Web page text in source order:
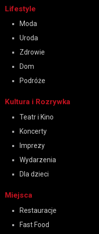
Lifestyle
Moda
Uroda
Zdrowie
Dom
Podróże
Kultura i Rozrywka
Teatr i Kino
Koncerty
Imprezy
Wydarzenia
Dla dzieci
Miejsca
Restauracje
Fast Food